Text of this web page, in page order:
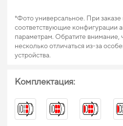
*Фото универсальное. При заказе
соответствующие конфигурации
параметрам. Обратите внимание,
несколько отличаться из-за
устройства.
Комплектация: